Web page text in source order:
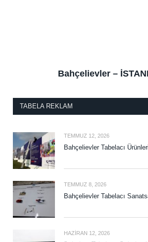
Bahçelievler –
TABELA REKLAM
TEMMUZ 12, 2026
Bahçelievler Tabelacı
TEMMUZ 8, 2026
Bahçelievler Tabelacı
HAZIRAN 12, 2026